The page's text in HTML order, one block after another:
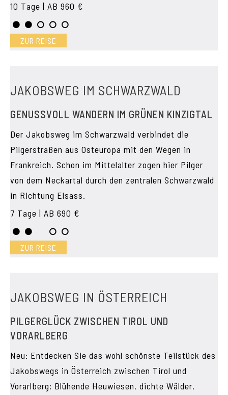
10 Tage | AB 960 €
ZUR REISE
JAKOBSWEG IM SCHWARZWALD
GENUSSVOLL WANDERN IM GRÜNEN KINZIGTAL
Der Jakobsweg im Schwarzwald verbindet die
Pilgerstraßen aus Osteuropa mit den Wegen in
Frankreich. Schon im Mittelalter zogen hier Pilger
von dem Neckartal durch den zentralen Schwarzwald
in Richtung Elsass.
7 Tage | AB 690 €
ZUR REISE
JAKOBSWEG IN ÖSTERREICH
PILGERGLÜCK ZWISCHEN TIROL UND
VORARLBERG
Neu: Entdecken Sie das wohl schönste Teilstück des
Jakobswegs in Österreich zwischen Tirol und
Vorarlberg: Blühende Heuwiesen, dichte Wälder,